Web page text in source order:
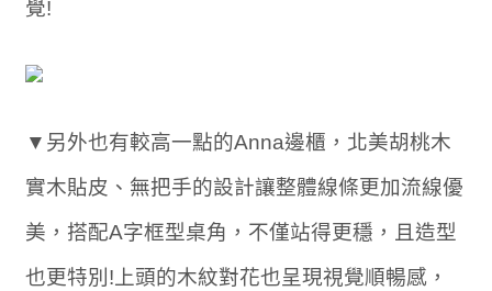
覺!
▼另外也有較高一點的Anna邊櫃，北美胡桃木
實木貼皮、無把手的設計讓整體線條更加流線優
美，搭配A字框型桌角，不僅站得更穩，且造型
也更特別!上頭的木紋對花也呈現視覺順暢感，